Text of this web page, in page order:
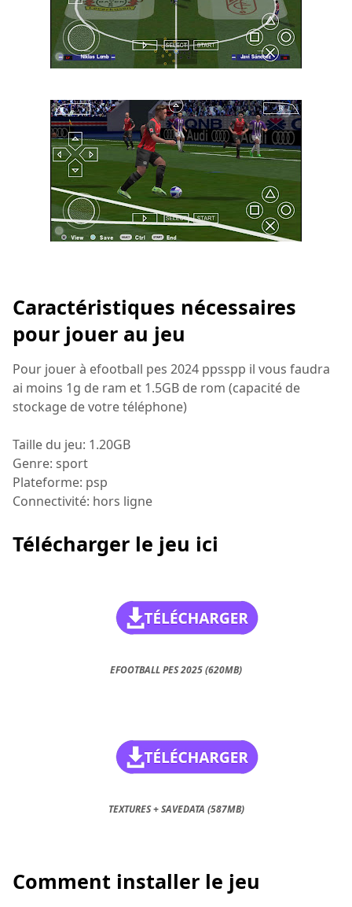
Caractéristiques nécessaires
pour jouer au jeu
Pour jouer à efootball pes 2024 ppsspp il vous faudra
ai moins 1g de ram et 1.5GB de rom (capacité de
stockage de votre téléphone)
Taille du jeu: 1.20GB
Genre: sport
Plateforme: psp
Connectivité: hors ligne
Télécharger le jeu ici
EFOOTBALL PES 2025 (620MB)
TEXTURES + SAVEDATA (587MB)
Comment installer le jeu